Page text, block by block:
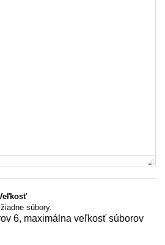
súbory.
6, maximálna veľkosť súborov